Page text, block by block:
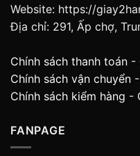
Website: https://
Địa chỉ: 291, Ấp chợ,
Chính sách thanh toán -
Chính sách vận chuyển -
Chính sách kiểm hàng -
FANPAGE